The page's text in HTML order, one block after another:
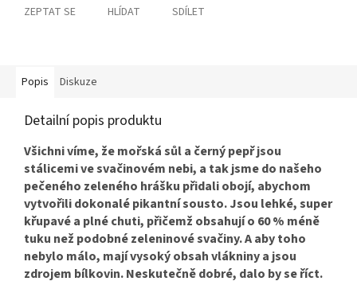
ZEPTAT SE HLÍDAT SDÍLET
Popis Diskuze
Detailní popis produktu
Všichni víme, že mořská sůl a černý pepř jsou
stálicemi ve svačinovém nebi, a tak jsme do našeho
pečeného zeleného hrášku přidali obojí, abychom
vytvořili dokonalé pikantní sousto. Jsou lehké, super
křupavé a plné chuti, přičemž obsahují o 60 % méně
tuku než podobné zeleninové svačiny. A aby toho
nebylo málo, mají vysoký obsah vlákniny a jsou
zdrojem bílkovin. Neskutečně dobré, dalo by se říct.